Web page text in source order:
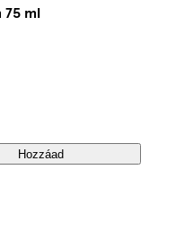
ml
Hozzáad